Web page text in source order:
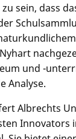
sein, dass
und -
Analyse.
Albrechts
Innovators